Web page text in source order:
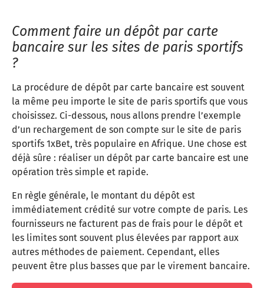
Comment faire un dépôt par carte
bancaire sur les sites de paris sportifs
?
La procédure de dépôt par carte bancaire est souvent
la même peu importe le site de paris sportifs que vous
choisissez. Ci-dessous, nous allons prendre l’exemple
d’un rechargement de son compte sur le site de paris
sportifs 1xBet, très populaire en Afrique. Une chose est
déjà sûre : réaliser un dépôt par carte bancaire est une
opération très simple et rapide.
En règle générale, le montant du dépôt est
immédiatement crédité sur votre compte de paris. Les
fournisseurs ne facturent pas de frais pour le dépôt et
les limites sont souvent plus élevées par rapport aux
autres méthodes de paiement. Cependant, elles
peuvent être plus basses que par le virement bancaire.